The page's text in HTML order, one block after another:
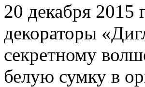
20 декабря 2015
декораторы
секретному
белую сумку в